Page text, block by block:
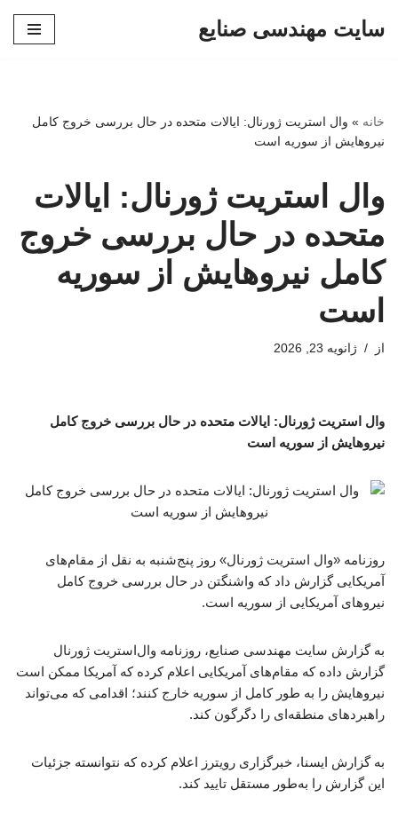
سایت مهندسی صنایع
خانه » وال استریت ژورنال: ایالات متحده در حال بررسی خروج کامل
نیروهایش از سوریه است
وال استریت ژورنال: ایالات
متحده در حال بررسی خروج
کامل نیروهایش از سوریه
است
از ژانویه 23, 2026
وال استریت ژورنال: ایالات متحده در حال بررسی خروج کامل
نیروهایش از سوریه است
روزنامه «وال استریت ژورنال» روز پنج‌شنبه به نقل از مقام‌های
آمریکایی گزارش داد که واشنگتن در حال بررسی خروج کامل
نیروهای آمریکایی از سوریه است.
به گزارش سایت مهندسی صنایع،‌ روزنامه وال‌استریت ژورنال
گزارش داده که مقام‌های آمریکایی اعلام کرده که آمریکا ممکن است
نیروهایش را به طور کامل از سوریه خارج کنند؛ اقدامی که می‌تواند
راهبردهای منطقه‌ای را دگرگون کند.
به گزارش ایسنا، خبرگزاری رویترز اعلام کرده که نتوانسته جزئیات
این گزارش را به‌طور مستقل تایید کند.